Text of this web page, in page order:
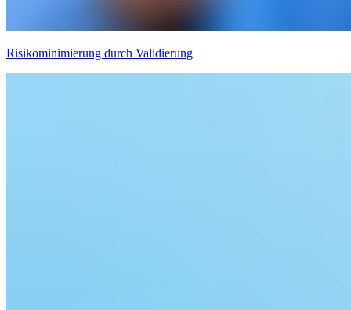
Risikominimierung durch Validierung